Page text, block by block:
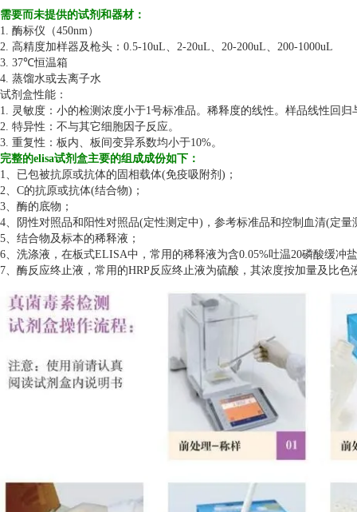
需要而未提供的试剂和器材：
1. 酶标仪（450nm）
2. 高精度加样器及枪头：0.5-10uL、2-20uL、20-200uL、200-1000uL
3. 37℃恒温箱
4. 蒸馏水或去离子水
试剂盒性能：
1. 灵敏度：小的检测浓度小于1号标准品。稀释度的线性。样品线性回归
2. 特异性：不与其它细胞因子反应。
3. 重复性：板内、板间变异系数均小于10%。
完整的elisa试剂盒主要的组成成份如下：
1、已包被抗原或抗体的固相载体(免疫吸附剂)；
2、C的抗原或抗体(结合物)；
3、酶的底物；
4、阴性对照品和阳性对照品(定性测定中)，参考标准品和控制血清(定量
5、结合物及标本的稀释液；
6、洗涤液，在板式ELISA中，常用的稀释液为含0.05%吐温20磷酸缓冲
7、酶反应终止液，常用的HRP反应终止液为硫酸，其浓度按加量及比